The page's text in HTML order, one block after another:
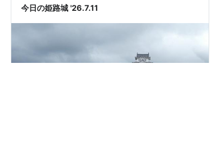
で、交差点を挟んで反対側に姫路郵便局があるところで
今日の姫路城 '26.7.11